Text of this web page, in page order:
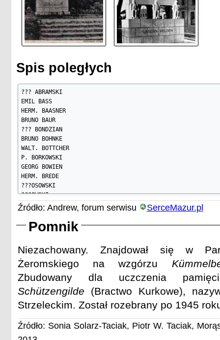
Spis poległych
??? ABRAMSKI
EMIL BASS
HERM. BAASNER
BRUNO BAUR
??? BONDZIAN
BRUNO BOHNKE
WALT. BOTTCHER
P. BORKOWSKI
GEORG BOWIEN
HERM. BREDE
???OSOWSKI
???OWSKI
HERM. DORFLING
PAUL DORFLING
FRZ. DRONSECK
ALB. DUITCHEN
HERMAN EBERT
FR. DR. EICHLER
WIT. ISERMANN
KARL ERDMANN
MORITZ EUBELL
???FOLGERT
Źródło: Andrew, forum serwisu SerceMazur.pl
Pomnik
Niezachowany. Znajdował się w
Żeromskiego na wzgórzu
Zbudowany dla uczczenia
Schützengilde (Bractwo Kurkowe),
Strzeleckim. Został rozebrany po 1945
Źródło: Sonia Solarz-Taciak, Piotr W. Taciak,